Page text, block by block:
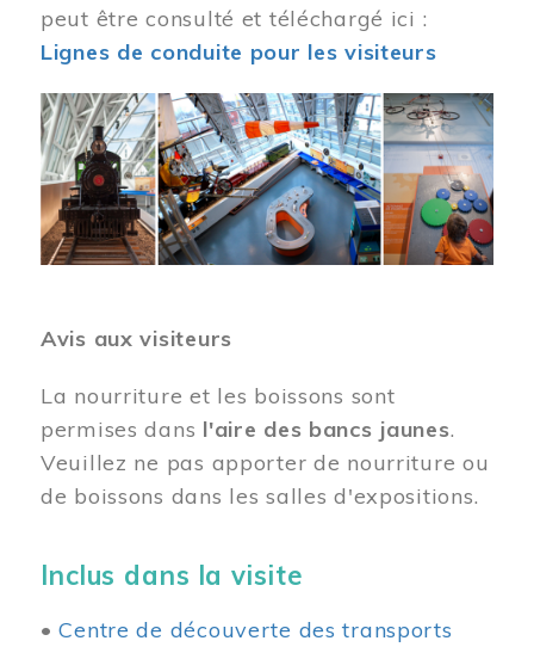
peut être consulté et téléchargé ici :
Lignes de conduite pour les visiteurs
Image
Avis aux visiteurs
La nourriture et les boissons sont
permises dans l'aire des bancs jaunes.
Veuillez ne pas apporter de nourriture ou
de boissons dans les salles d'expositions.
Inclus dans la visite
•Centre de découverte des transports